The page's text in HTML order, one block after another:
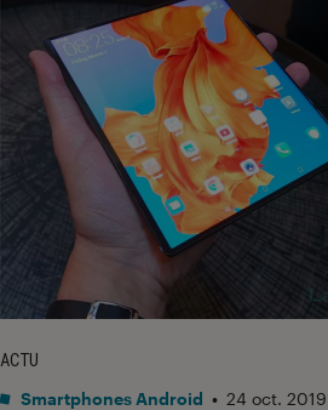
ACTU
Smartphones Android • 24 oct. 2019